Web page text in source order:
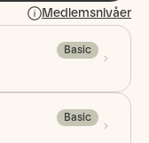
Medlemsnivåer
Basic
Basic